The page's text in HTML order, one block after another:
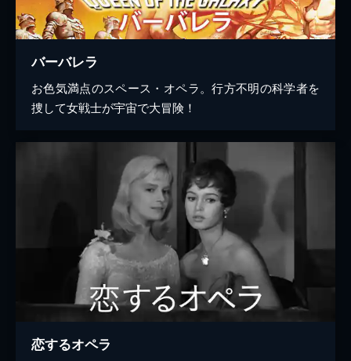
バーバレラ
お色気満点のスペース・オペラ。行方不明の科学者を
捜して女戦士が宇宙で大冒険！
恋するオペラ